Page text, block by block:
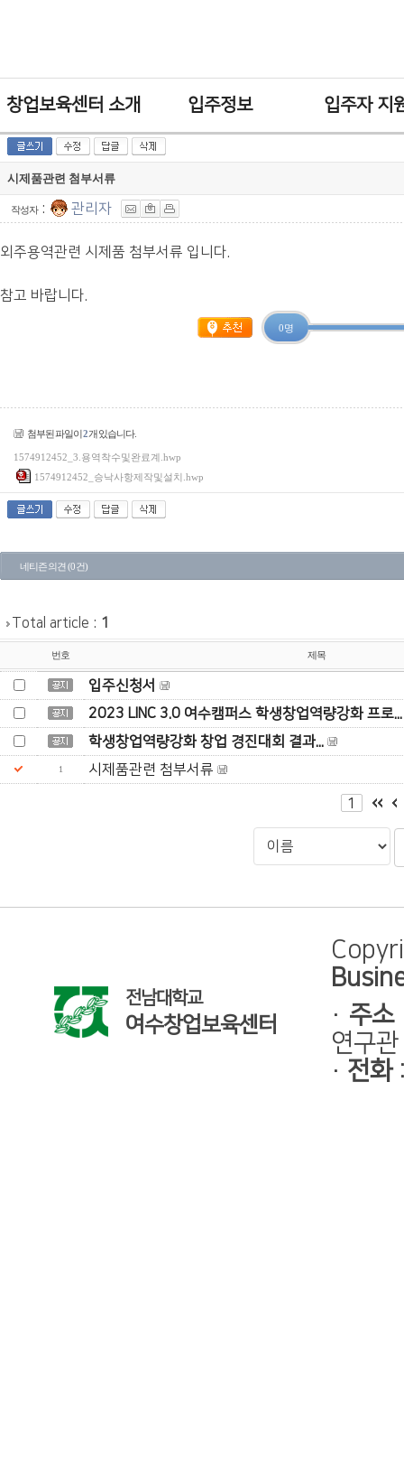
창업보육센터 소개 입주정보 입주자 지
시제품관련 첨부서류
작성자: 관리자
외주용역관련 시제품 첨부서류 입니다.
참고 바랍니다.
0 명
첨부된 파일이2개 있습니다.
1574912452_3.용역착수및완료계.hwp
1574912452_승낙사항제작및설치.hwp
네티즌 의견 (0 건)
Total article : 1
번호 제목
입주신청서
2023 LINC 3.0 여수캠퍼스 학생창업역량강화 프로...
학생창업역량강화 창업 경진대회 결과...
1 시제품관련 첨부서류
1
전남대학교
여수창업보육센터
· 주소
연구
· 전화